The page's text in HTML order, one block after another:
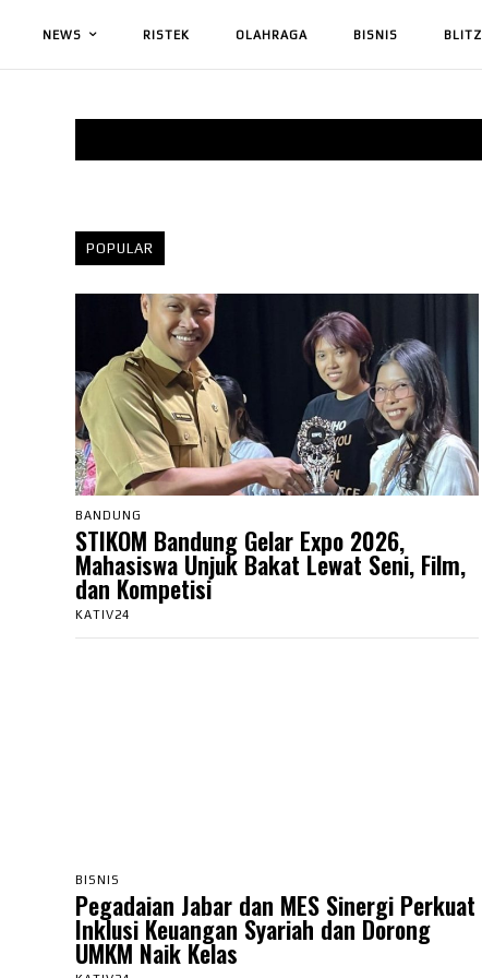
NEWS RISTEK OLAHRAGA BISNIS BLITZ
POPULAR
BANDUNG
STIKOM Bandung Gelar Expo 2026,
Mahasiswa Unjuk Bakat Lewat Seni, Film,
dan Kompetisi
KATIV24
BISNIS
Pegadaian Jabar dan MES Sinergi Perkuat
Inklusi Keuangan Syariah dan Dorong
UMKM Naik Kelas